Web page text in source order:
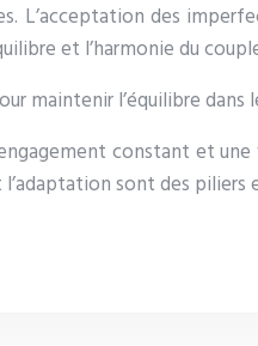
L’acceptation des
et l’harmonie du
maintenir l’équilibre dans
constant et
sont des piliers